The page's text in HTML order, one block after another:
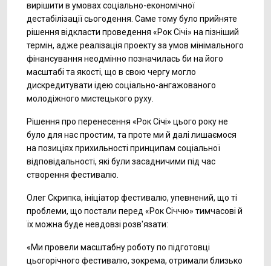
вирішити в умовах соціально-економічної
дестабілізації сьогодення. Саме тому було прийняте
рішення відкласти проведення «Рок Січі» на пізніший
термін, адже реалізація проекту за умов мінімального
фінансування неодмінно позначилась би на його
масштабі та якості, що в свою чергу могло
дискредитувати ідею соціально-ангажованого
молодіжного мистецького руху.
Рішення про перенесення «Рок Січі» цього року не
було для нас простим, та проте ми й далі лишаємося
на позиціях прихильності принципам соціальної
відповідальності, які були засадничими під час
створення фестивалю.
Олег Скрипка, ініціатор фестивалю, упевнений, що ті
проблеми, що постали перед «Рок Січчю» тимчасові й
їх можна буде невдовзі розв'язати:
«Ми провели масштабну роботу по підготовці
цьогорічного фестивалю, зокрема, отримали близько